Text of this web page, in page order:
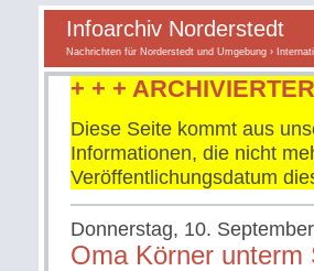
Infoarchiv Norderstedt
Nachrichten für Norderstedt und Umgebung ›
+ + +
Diese Seite kommt aus
Informationen, die nicht
Veröffentlichungsdatum
Donnerstag, 10.
Oma Körner unterm